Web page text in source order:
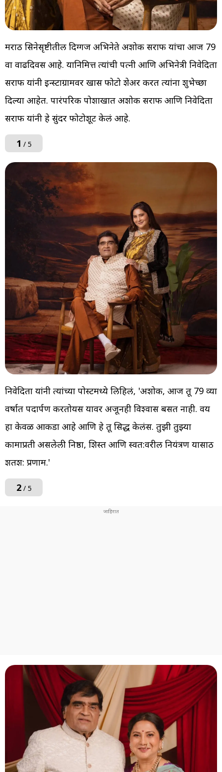
मराठी सिनेसृष्टीतील दिग्गज अभिनेते अशोक सराफ यांचा आज 79
वा वाढदिवस आहे. यानिमित्त त्यांची पत्नी आणि अभिनेत्री निवेदिता
सराफ यांनी इन्स्टाग्रामवर खास फोटो शेअर करत त्यांना शुभेच्छा
दिल्या आहेत. पारंपरिक पोशाखात अशोक सराफ आणि निवेदिता
सराफ यांनी हे सुंदर फोटोशूट केलं आहे.
1 / 5
निवेदिता यांनी त्यांच्या पोस्टमध्ये लिहिलं, 'अशोक, आज तू 79 व्या
वर्षात पदार्पण करतोयस यावर अजूनही विश्वास बसत नाही. वय
हा केवळ आकडा आहे आणि हे तू सिद्ध केलंस. तुझी तुझ्या
कामाप्रती असलेली निष्ठा, शिस्त आणि स्वत:वरील नियंत्रण यासाठी
शतश: प्रणाम.'
2/ 5